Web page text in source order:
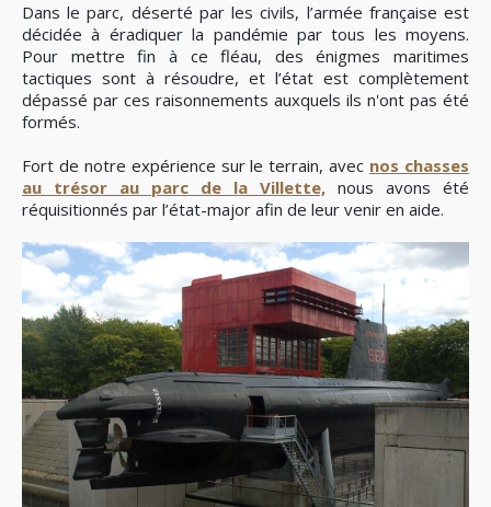
Dans le parc, déserté par les civils, l’armée française est
décidée à éradiquer la pandémie par tous les moyens.
Pour mettre fin à ce fléau, des énigmes maritimes
tactiques sont à résoudre, et l’état est complètement
dépassé par ces raisonnements auxquels ils n'ont pas été
formés.
Fort de notre expérience sur le terrain, avec nos chasses
au trésor au parc de la Villette, nous avons été
réquisitionnés par l’état-major afin de leur venir en aide.